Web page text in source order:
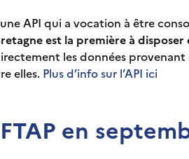
API qui a vocation à être
est la première à
les données
elles. Plus d’info sur l’API ici
en